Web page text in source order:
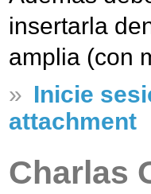
insertarla
amplia (con
» Inicie
attachment
Charlas